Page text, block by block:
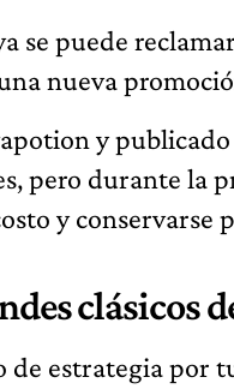
se puede
nueva
y
pero durante la
y conservarse
clásicos
de estrategia